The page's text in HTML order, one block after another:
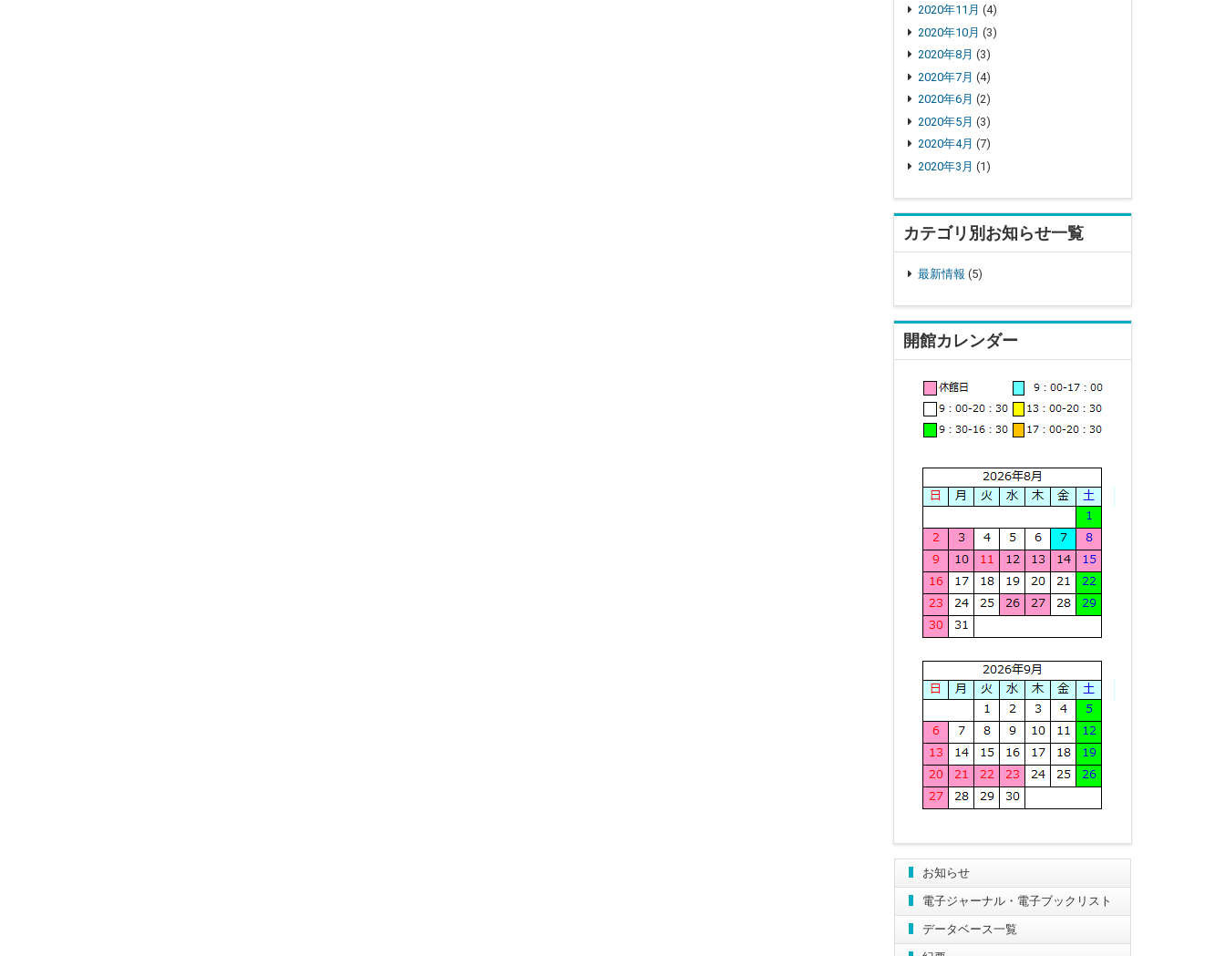
2020年11月 (4)
2020年10月 (3)
2020年8月 (3)
2020年7月 (4)
2020年6月 (2)
2020年5月 (3)
2020年4月 (7)
2020年3月 (1)
カテゴリ別お知らせ一覧
最新情報 (5)
開館カレンダー
お知らせ
電子ジャーナル・電子ブックリスト
データベース一覧